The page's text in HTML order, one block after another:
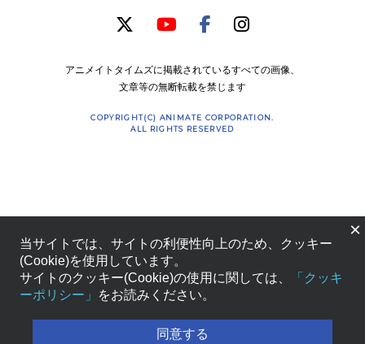
アニメイトタイムズに掲載されているすべての画像、
文章等の無断転載を禁じます
COPYRIGHT(C) ANIMATE CORPORATION.
ALL RIGHTS RESERVED
×
当サイトでは、サイトの利便性向上のため、クッキー
(Cookie)を使用しています。
サイトのクッキー(Cookie)の使用に関しては、
「クッキ
ーポリシー」
をお読みください。
同意する